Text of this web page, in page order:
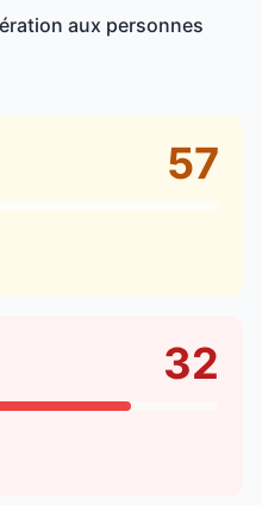
aux personnes
57
32